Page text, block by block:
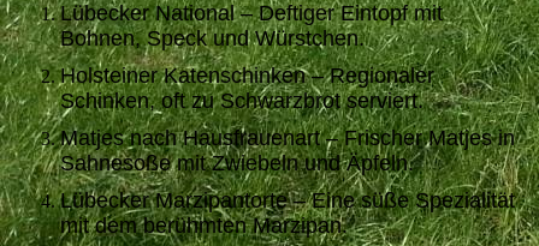
Lübecker National – Deftiger Eintopf mit
Bohnen, Speck und Würstchen.
Holsteiner Katenschinken – Regionaler
Schinken, oft zu Schwarzbrot serviert.
Matjes nach Hausfrauenart – Frischer Matjes in
Sahnesoße mit Zwiebeln und Äpfeln.
Lübecker Marzipantorte – Eine süße Spezialität
mit dem berühmten Marzipan.